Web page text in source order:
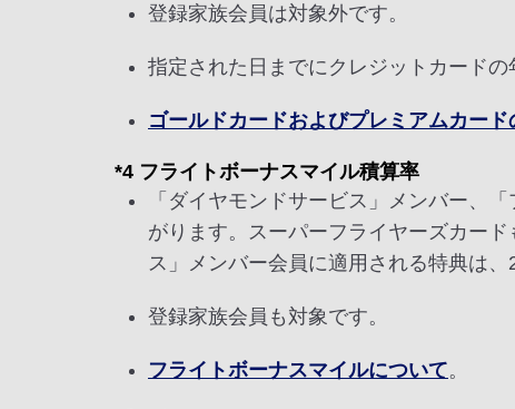
登録家族会員は対象外です。
指定された日までにクレジットカード
ゴールドカードおよびプレミアムカー
*4 フライトボーナスマイル積算率
「ダイヤモンドサービス」メンバー、
がります。スーパーフライヤーズカー
ス」メンバー会員に適用される特典は
登録家族会員も対象です。
フライトボーナスマイルについて。